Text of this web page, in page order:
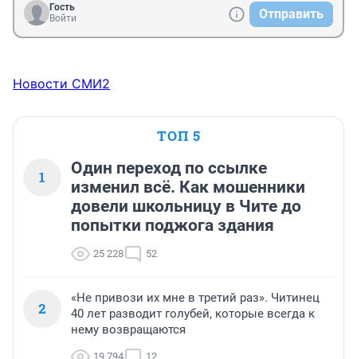
Гость
Войти
Отправить
Новости СМИ2
ТОП 5
1
Один переход по ссылке
изменил всё. Как мошенники
довели школьницу в Чите до
попытки поджога здания
25 228 52
2
«Не привози их мне в третий раз». Читинец
40 лет разводит голубей, которые всегда к
нему возвращаются
19 794 12